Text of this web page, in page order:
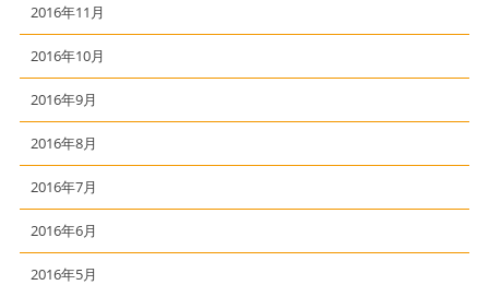
2016年11月
2016年10月
2016年9月
2016年8月
2016年7月
2016年6月
2016年5月